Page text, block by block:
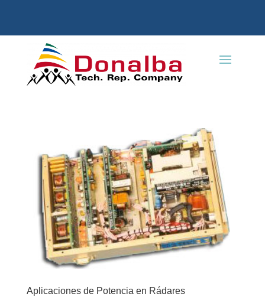
Aplicaciones de Potencia en Rádares